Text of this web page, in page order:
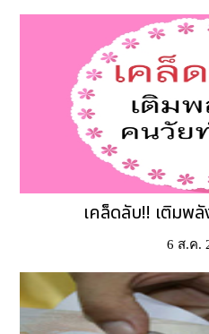
เคล็ดลับ!! เติมพ
6 ส.ค.